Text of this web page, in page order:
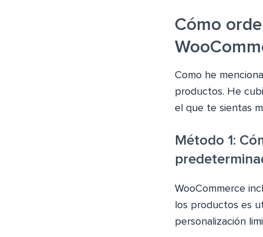
Cómo
Como he
productos. He
el que te sientas
Método 1:
WooCommerce
los productos es
personalización